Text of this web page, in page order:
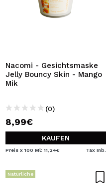
Nacomi - Gesichtsmaske
Jelly Bouncy Skin - Mango
Mik
(0)
8,99€
KAUFEN
Preis x 100 Ml: 11,24€ Tax Inb.
Natürliche